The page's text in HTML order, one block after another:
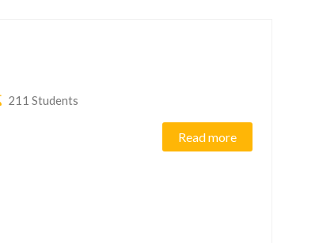
211 Students
Read more